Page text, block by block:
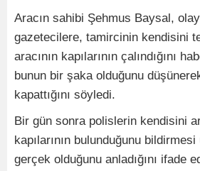
Aracın sahibi Şehmus Baysal,
gazetecilere, tamircinin kendisini
aracının kapılarının çalındığını
bunun bir şaka olduğunu
kapattığını söyledi.
Bir gün sonra polislerin kendisini
kapılarının bulunduğunu
gerçek olduğunu anladığını ifade